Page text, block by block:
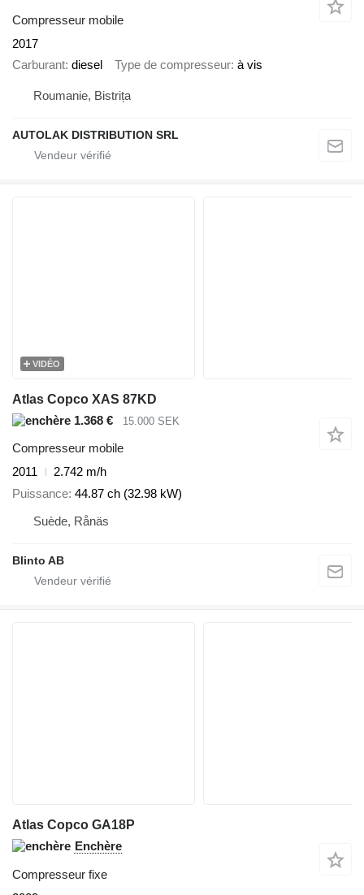
Compresseur mobile
2017
Carburant diesel Type de compresseur à vis
Roumanie, Bistrița
AUTOLAK DISTRIBUTION SRL
VIDÉO
Atlas Copco XAS 87KD
1.368 €
15.000 SEK
Compresseur mobile
2011
2.742 m/h
Puissance 44.87 ch (32.98 kW)
Suède, Rånäs
Blinto AB
Atlas Copco GA18P
Enchère
Compresseur fixe